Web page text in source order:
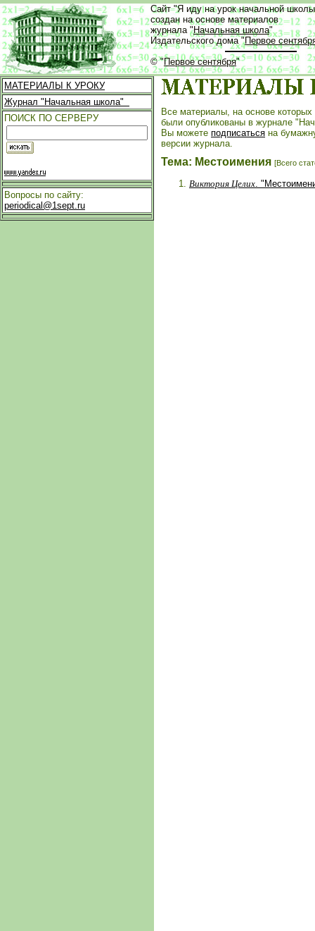
Сайт "Я иду на урок начальной
создан на основе материалов
журнала "Начальная школа"
Издательского дома "Первое
© "Первое сентября"
МАТЕРИАЛЫ К УРОКУ
Журнал "Начальная школа"
ПОИСК ПО СЕРВЕРУ
Вопросы по сайту:
periodical@1sept.ru
Все материалы, на основе которых
были опубликованы в журнале
Вы можете подписаться на
версии журнала.
Тема: Местоимения [Всего
Виктория Целих .